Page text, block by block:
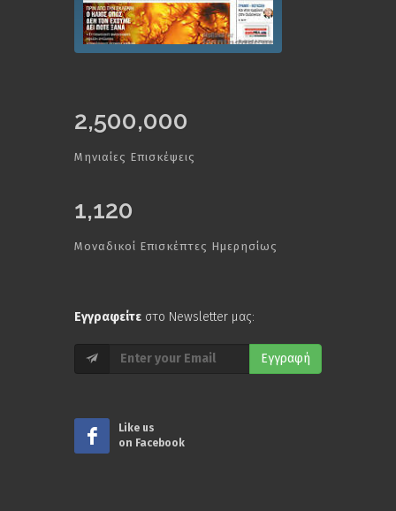
2,500,000
Μηνιαίες Επισκέψεις
1,120
Μοναδικοί Επισκέπτες Ημερησίως
Εγγραφείτε στο Newsletter μας:
Εγγραφή
Like us
on Facebook